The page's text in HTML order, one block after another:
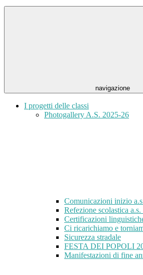
navigazione
I progetti delle classi
Photogallery A.S. 2025-26
Comunicazioni inizio
Refezione scolastica
Certificazioni
Ci ricarichiamo e
Sicurezza stradale
FESTA DEI POPOLI
Manifestazioni di fine